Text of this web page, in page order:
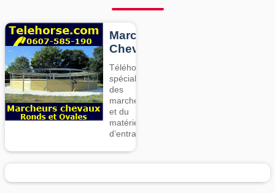
Marcheurs
Chevaux
Téléhorse,
spécialiste
des
marcheurs
et du
matériel
d’entrainement